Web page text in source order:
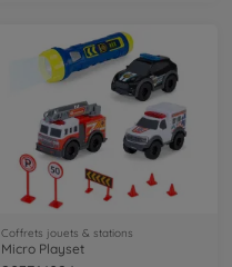
Coffrets jouets & stations
Micro Playset